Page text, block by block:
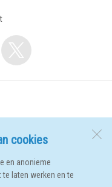
cookies
en anonieme
laten werken en te
2